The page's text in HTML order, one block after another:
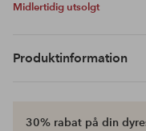
Midlertidig utsolgt
Produktinformation
30% rabat på din